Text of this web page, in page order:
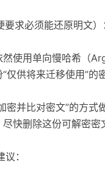
要求必须能还原明文
使用单向慢哈希（
仅供将来迁移使用”
密并比对密文”的方式
快删除这份可解密密
：